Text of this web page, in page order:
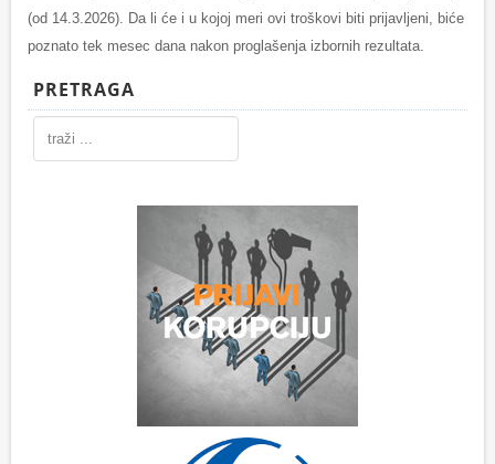
(od 14.3.2026). Da li će i u kojoj meri ovi troškovi biti prijavljeni, biće
poznato tek mesec dana nakon proglašenja izbornih rezultata.
PRETRAGA